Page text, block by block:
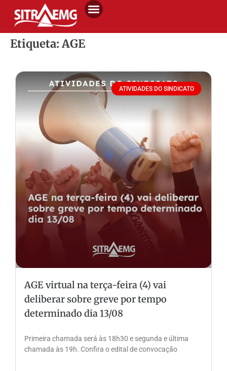
Etiqueta: AGE
ATIVIDADES DO SINDICATO
AGE virtual na terça-feira (4) vai
deliberar sobre greve por tempo
determinado dia 13/08
Primeira chamada será às 18h30 e segunda e última
chamada às 19h. Confira o edital de convocação